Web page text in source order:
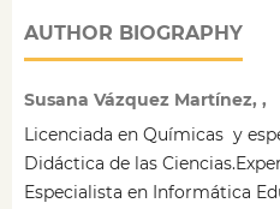
AUTHOR BIOGRAPHY
Susana Vázquez Martínez, ,
Licenciada en Químicas y
Didáctica de las
Especialista en Informática